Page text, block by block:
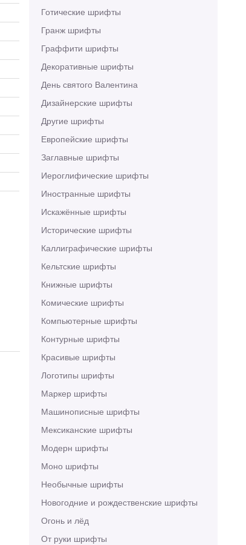
Готические шрифты
Гранж шрифты
Граффити шрифты
Декоративные шрифты
День святого Валентина
Дизайнерские шрифты
Другие шрифты
Европейские шрифты
Заглавные шрифты
Иероглифические шрифты
Иностранные шрифты
Искажённые шрифты
Исторические шрифты
Каллиграфические шрифты
Кельтские шрифты
Книжные шрифты
Комические шрифты
Компьютерные шрифты
Контурные шрифты
Красивые шрифты
Логотипы шрифты
Маркер шрифты
Машинописные шрифты
Мексиканские шрифты
Модерн шрифты
Моно шрифты
Необычные шрифты
Новогодние и рождественские шрифты
Огонь и лёд
От руки шрифты